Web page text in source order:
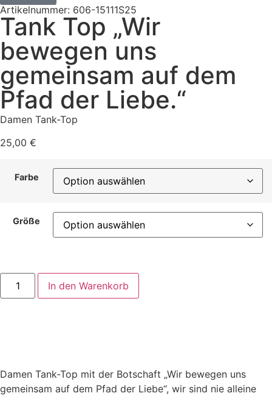
Artikelnummer: 606-15111S25
Tank Top „Wir
bewegen uns
gemeinsam auf dem
Pfad der Liebe.“
Damen Tank-Top
25,00 €
Farbe
Größe
In den Warenkorb
Damen Tank-Top mit der Botschaft „Wir bewegen uns
gemeinsam auf dem Pfad der Liebe“, wir sind nie alleine